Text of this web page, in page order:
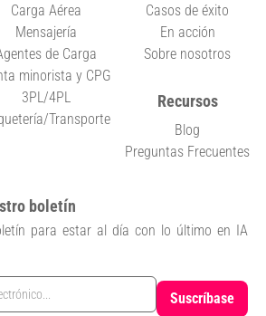
Carga Aérea
Mensajería
de Carga
minorista y CPG
3PL/4PL
Transporte
Casos de éxito
En acción
Sobre nosotros
Recursos
Blog
Preguntas Frecuentes
boletín
para estar al día con lo último en IA